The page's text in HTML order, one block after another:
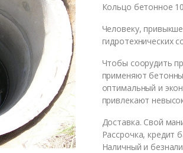
Кольцо бетонное
Человеку,
гидротехнических
Чтобы соорудить
применяют
оптимальный и
привлекают
Доставка. Свой
Рассрочка, кредит
Наличный и
мы
ЖДУ